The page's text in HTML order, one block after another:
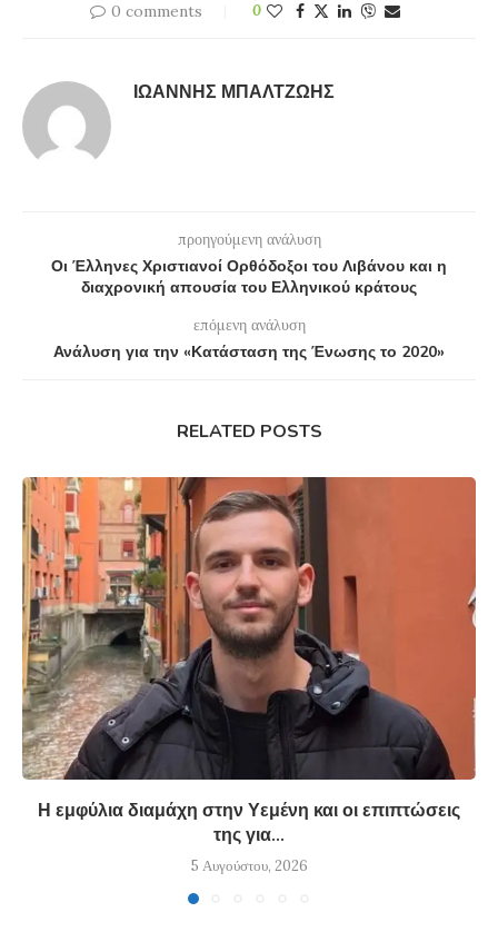
0 comments 0
ΙΩΆΝΝΗΣ ΜΠΑΛΤΖΏΗΣ
προηγούμενη ανάλυση
Οι Έλληνες Χριστιανοί Ορθόδοξοι του Λιβάνου και η
διαχρονική απουσία του Ελληνικού κράτους
επόμενη ανάλυση
Ανάλυση για την «Κατάσταση της Ένωσης το 2020»
RELATED POSTS
Η εμφύλια διαμάχη στην Υεμένη και οι επιπτώσεις
της για...
5 Αυγούστου, 2026